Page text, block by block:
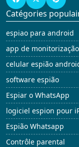
Catégories
espiao para android
app de
celular espião
software espião
Espiar o WhatsApp
logiciel espion pour
Espião Whatsapp
Contrôle parental